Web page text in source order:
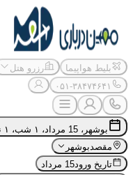
بلیط هواپیما رزرو هتل
۰۵۱-۳۸۴۷۴۶۴۱
بوشهر، 15 مرداد، ۱ شب، ۱ نفر
مقصد بوشهر
تاریخ ورود15 مرداد